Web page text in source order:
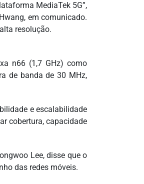
MediaTek 5G”,
em comunicado.
resolução.
n66 (1,7 GHz) como
de banda de 30 MHz,
e escalabilidade
cobertura, capacidade
Lee, disse que o
das redes móveis.